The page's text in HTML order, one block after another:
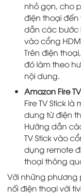
nhỏ gọn, cho
điện thoại đến
dẫn các bước
vào cổng
Trên điện
đó làm theo
nội dung.
Amazon Fire
Fire TV Stick
dung từ điện
Hướng dẫn
TV Stick vào
dụng remote
thoại thông
Với những
nối điện thoại với